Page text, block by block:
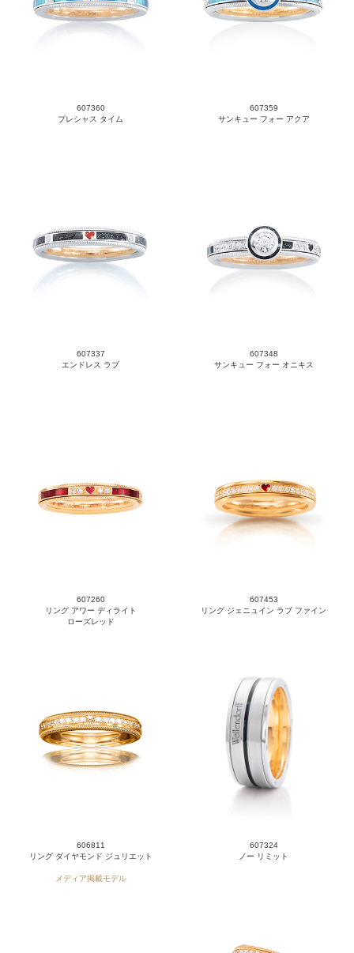
607360
プレシャス タイム
607359
サンキュー フォー アクア
607337
エンドレス ラブ
607348
サンキュー フォー オニキス
607260
リング アワー ディライト
ローズレッド
607453
リング ジェニュイン ラブ ファイン
606811
リング ダイヤモンド ジュリエット
メディア掲載モデル
607324
ノー リミット